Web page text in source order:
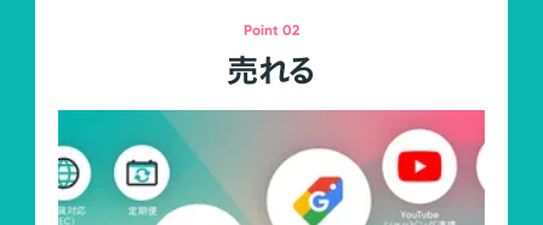
Point 02
売れる